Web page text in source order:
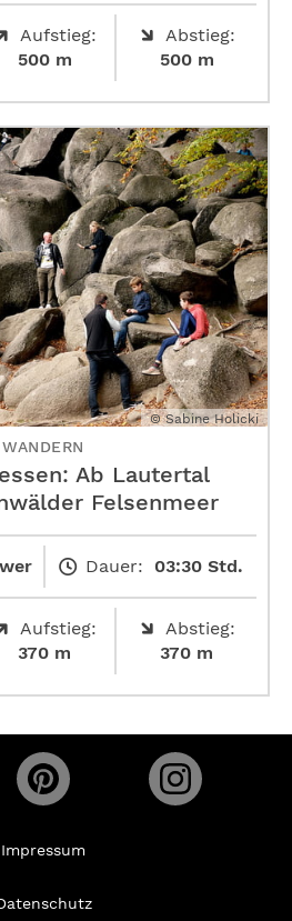
Aufstieg:
500 m
Abstieg:
500 m
© Sabine Holicki
WANDERN
Ab Lautertal
Felsenmeer
Dauer: 03:30 Std.
Aufstieg:
370 m
Abstieg:
370 m
Impressum